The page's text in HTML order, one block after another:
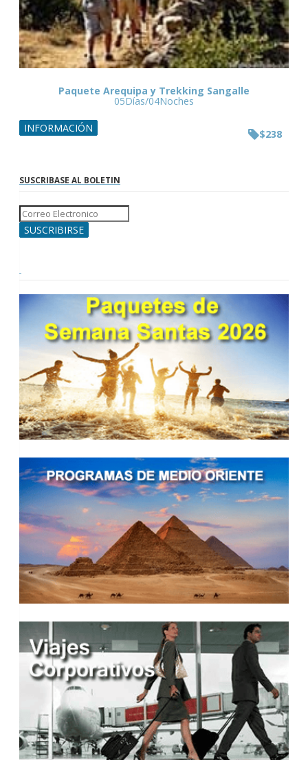
Paquete Arequipa y Trekking Sangalle
05Días/04Noches
$238
INFORMACIÓN
SUSCRIBASE AL BOLETIN